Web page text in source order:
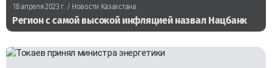
18 апреля 2023 г./ Новости Казахстана
Регион с самой высокой инфляцией назвал Нацбанк